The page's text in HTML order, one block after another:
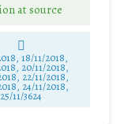
at source
18/11/2018,
20/11/2018,
22/11/2018,
24/11/2018,
25/11/3624